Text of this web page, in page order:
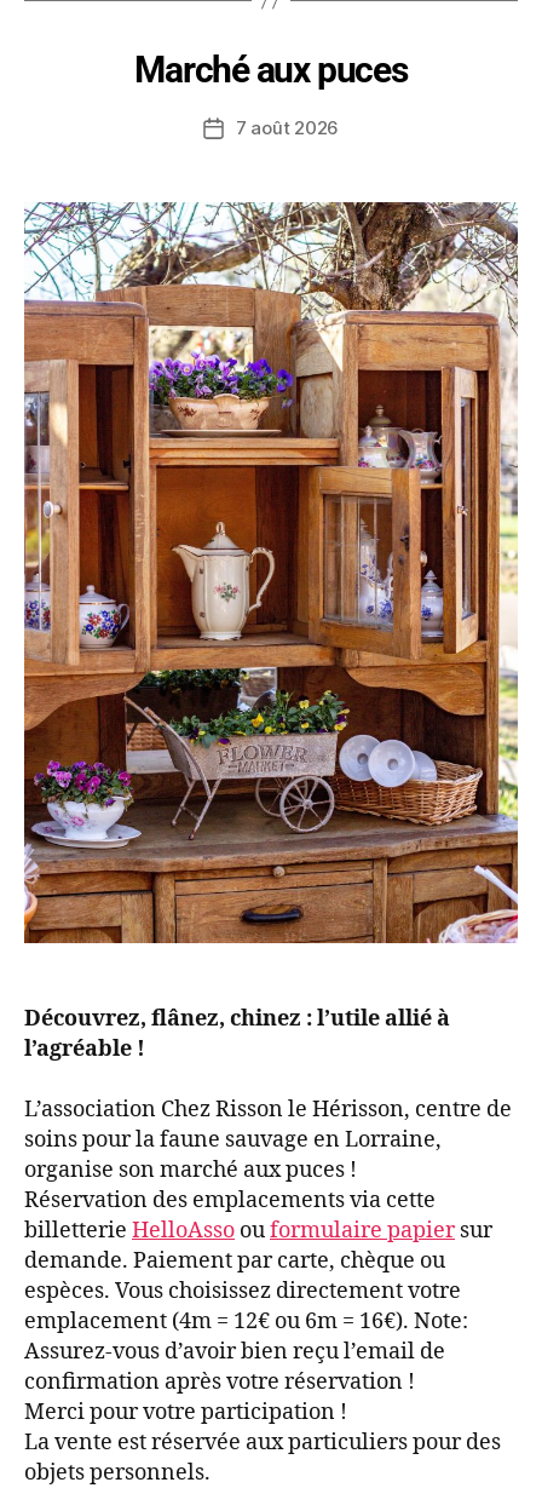
Marché aux puces
7 août 2026
Découvrez, flânez, chinez : l’utile allié à
l’agréable !
L’association Chez Risson le Hérisson, centre de
soins pour la faune sauvage en Lorraine,
organise son marché aux puces !
Réservation des emplacements via cette
billetterie HelloAsso ouformulaire papiersur
demande. Paiement par carte, chèque ou
espèces. Vous choisissez directement votre
emplacement (4m = 12€ ou 6m = 16€). Note:
Assurez-vous d’avoir bien reçu l’email de
confirmation après votre réservation !
Merci pour votre participation !
La vente est réservée aux particuliers pour des
objets personnels.